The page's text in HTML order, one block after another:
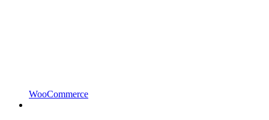
WooCommerce